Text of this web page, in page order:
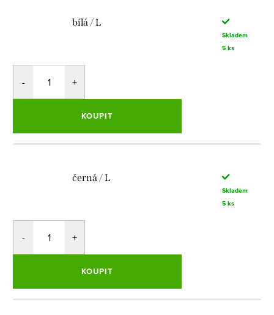
bílá / L
Skladem
5 ks
KOUPIT
černá / L
Skladem
5 ks
KOUPIT